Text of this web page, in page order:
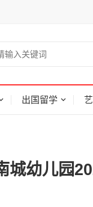
出国留学
幼儿园